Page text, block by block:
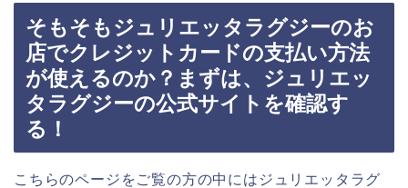
そもそもジュリエッタラグジーのお
店でクレジットカードの支払い方法
が使えるのか？まずは、ジュリエッ
タラグジーの公式サイトを確認す
る！
こちらのページをご覧の方の中にはジュリエッタラグ